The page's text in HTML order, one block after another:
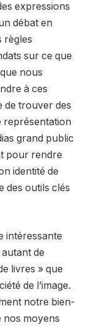
expressions
débat en
règles
sur ce que
nous
à ces
de trouver des
représentation
grand public
pour rendre
identité de
des outils clés
intéressante
de
livres » que
de l’image.
notre bien-
nos moyens